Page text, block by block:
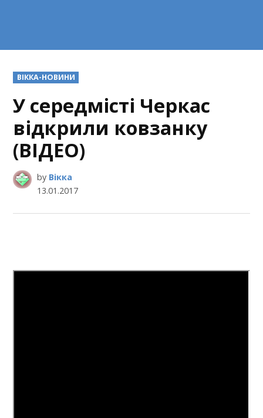
POSTED
IN
ВІККА-НОВИНИ
У середмісті Черкас
відкрили ковзанку
(ВІДЕО)
by Вікка
13.01.2017